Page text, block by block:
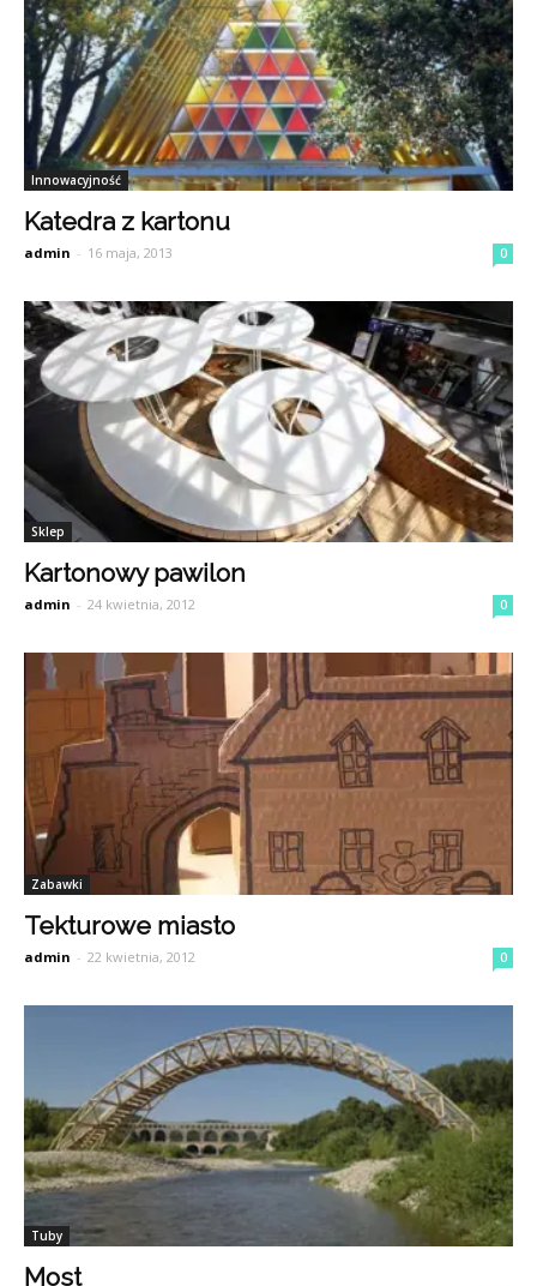
Innowacyjność
Katedra z kartonu
admin - 16 maja, 2013 0
Sklep
Kartonowy pawilon
admin - 24 kwietnia, 2012 0
Zabawki
Tekturowe miasto
admin - 22 kwietnia, 2012 0
Tuby
Most